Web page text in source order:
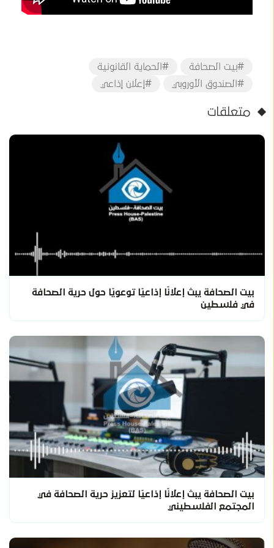
#بيت الصحافة
#الحماية القانونية
#الصندوق الأوروبي
#إعلان إذاعي
متعلقات
بيت الصحافة يبث إعلانًا إذاعيًا توعويًا حول حرية الصحافة
في فلسطين
بيت الصحافة يبث إعلانًا إذاعيًا لتعزيز حرية الصحافة في
المجتمع الفلسطيني